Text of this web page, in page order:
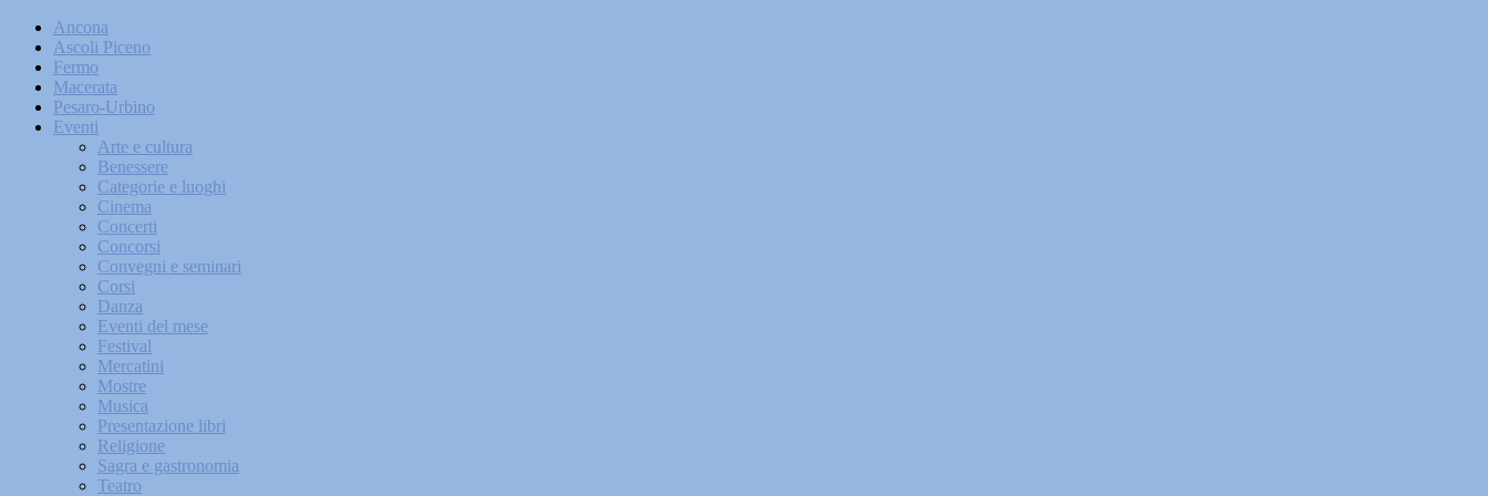
Ancona
Ascoli Piceno
Fermo
Macerata
Pesaro-Urbino
Eventi
Arte e cultura
Benessere
Categorie e luoghi
Cinema
Concerti
Concorsi
Convegni e seminari
Corsi
Danza
Eventi del mese
Festival
Mercatini
Mostre
Musica
Presentazione libri
Religione
Sagra e gastronomia
Teatro